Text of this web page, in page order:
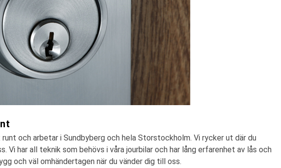
och arbetar i Sundbyberg och hela Storstockholm. Vi rycker ut där du
Vi har all teknik som behövs i våra jourbilar och har lång erfarenhet av lås och
och väl omhändertagen när du vänder dig till oss.